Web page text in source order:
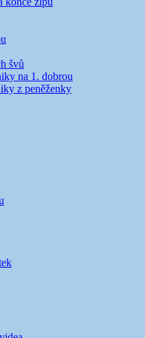
švů
na 1. dobrou
z peněženky